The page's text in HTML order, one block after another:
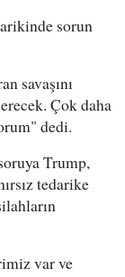
sorun
savaşını
Çok daha
dedi.
Trump,
tedarike
var ve